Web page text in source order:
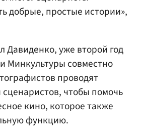
добрые, простые истории»,
Давиденко, уже второй год
Минкультуры совместно
проводят
чтобы помочь
кино, которое также
функцию.